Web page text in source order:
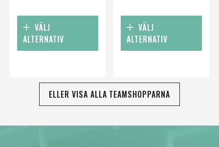
VÄLJ
ALTERNATIV
VÄLJ
ALTERNATIV
ELLER VISA ALLA TEAMSHOPPARNA